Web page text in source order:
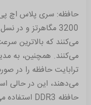
می‌کنند که بالاترین
می‌کنند. همچنین، به
ترابایت حافظه را در
می‌دهند، این در حالی
حافظه DDR3 استفاده می‌کنند.